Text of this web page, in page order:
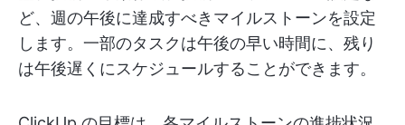
ど、週の午後に達成すべきマイルストーンを設定
します。一部のタスクは午後の早い時間に、残り
は午後遅くにスケジュールすることができます。